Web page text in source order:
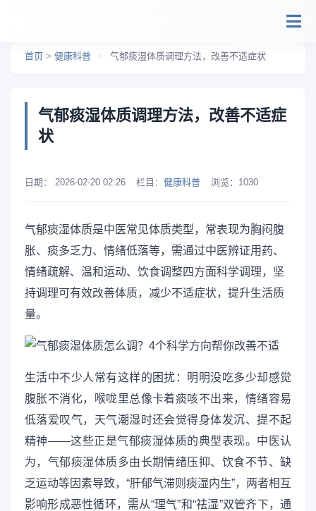
首页 > 健康科普 > 气郁痰湿体质调理方法，改善不适症状
气郁痰湿体质调理方法，改善不适症
状
日期： 2026-02-20 02:26 栏目： 健康科普 浏览： 1030
气郁痰湿体质是中医常见体质类型，常表现为胸闷腹
胀、痰多乏力、情绪低落等，需通过中医辨证用药、
情绪疏解、温和运动、饮食调整四方面科学调理，坚
持调理可有效改善体质，减少不适症状，提升生活质
量。
生活中不少人常有这样的困扰：明明没吃多少却感觉
腹胀不消化，喉咙里总像卡着痰咳不出来，情绪容易
低落爱叹气，天气潮湿时还会觉得身体发沉、提不起
精神——这些正是气郁痰湿体质的典型表现。中医认
为，气郁痰湿体质多由长期情绪压抑、饮食不节、缺
乏运动等因素导致，“肝郁气滞则痰湿内生”，两者相互
影响形成恶性循环，需从“理气”和“祛湿”双管齐下，通